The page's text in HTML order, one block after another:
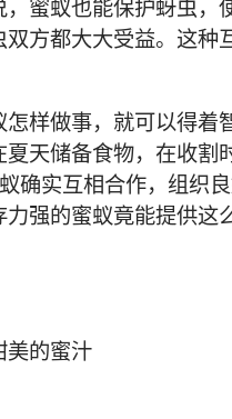
， 蜜蚁也能保护蚜虫，
双方都大大受益。 这种
怎样做事， 就可以得着
夏天储备食物， 在收割
确实互相合作， 组织
力强的蜜蚁竟能提供这
美的蜜汁